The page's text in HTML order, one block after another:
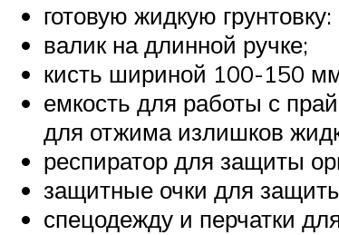
готовую жидкую грунтовку:
валик на длинной ручке;
кисть шириной 100-150
емкость для работы с
для отжима излишков
респиратор для защиты
защитные очки для
спецодежду и перчатки